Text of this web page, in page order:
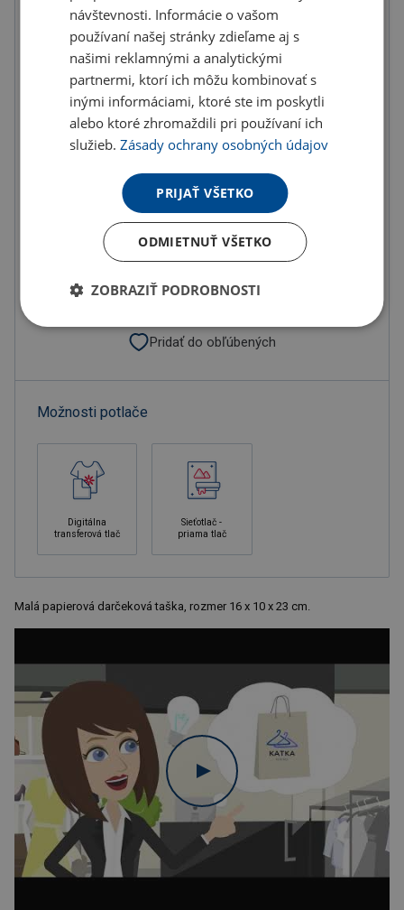
400 ks
0.44 €
(-25.00%)
500 ks
0.41 €
(-30.00%)
U partnera 25243 ks môžete mať 12.8. až 18.8.
Do košíka
Objednať s potlačou
Doručenie Možnosti doručenia »
Osobný odber
Pridať do obľúbených
Možnosti potlače
Digitálna
transferová tlač
Sieťotlač -
priama tlač
Malá papierová darčeková taška, rozmer 16 x 10 x 23 cm.
návštevnosti. Informácie o vašom
používaní našej stránky zdieľame aj s
našimi reklamnými a analytickými
partnermi, ktorí ich môžu kombinovať s
inými informáciami, ktoré ste im poskytli
alebo ktoré zhromaždili pri používaní ich
služieb.Zásady ochrany osobných údajov
PRIJAŤ VŠETKO
ODMIETNUŤ VŠETKO
ZOBRAZIŤ PODROBNOSTI